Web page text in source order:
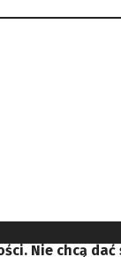
Nie chcą dać